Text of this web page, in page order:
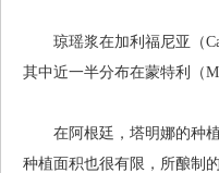
琼瑶浆在加利福尼亚（
其中近一半分布在蒙特利（
在阿根廷，塔明娜的种植
种植面积也很有限，所酿制